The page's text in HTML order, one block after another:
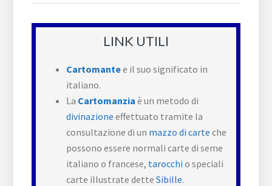
LINK UTILI
Cartomantee il suo significato in
italiano.
La Cartomanzia è un metodo di
divinazione effettuato tramite la
consultazione di un mazzo di carte che
possono essere normali carte di seme
italiano o francese, tarocchi o speciali
carte illustrate detteSibille.